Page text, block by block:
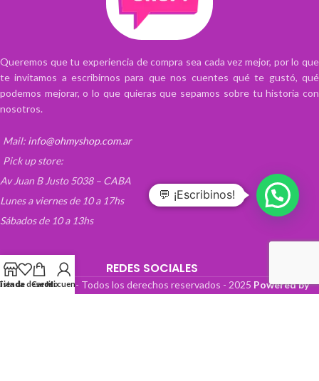
Queremos que tu experiencia de compra sea cada vez mejor, por lo que
te invitamos a escribirnos para que nos cuentes qué te gustó, qué
podemos mejorar, o lo que quieras que sepamos sobre tu historia con
nosotros.
Mail: info@ohmyshop.com.ar
Pick up store:
Av Juan B Justo 5038 – CABA
Lunes a viernes de 10 a 17hs
Sábados de 10 a 13hs
REDES SOCIALES
OhMyTienda! - Todos los derechos reservados - 2025 Powered by
de deseos
CarritoMi cuenta
💬 ¡Escribinos!